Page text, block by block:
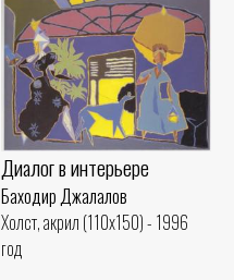
Диалог в интерьере
Баходир Джалалов
Холст, акрил (110x150) - 1996
год